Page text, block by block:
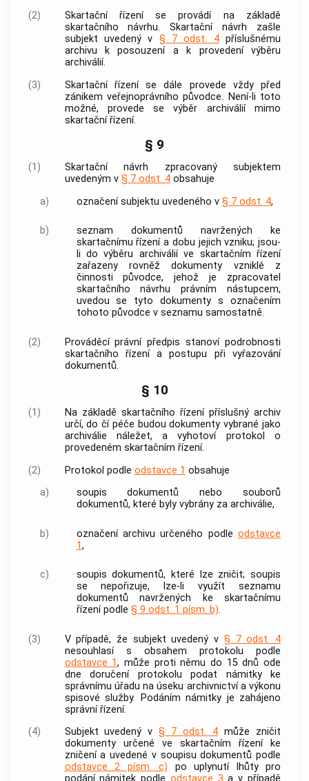
(2)
Skartační řízení se provádí na základě
skartačního návrhu. Skartační návrh zašle
subjekt uvedený v § 7 odst. 4příslušnému
archivu k posouzení a k provedení výběru
archiválií.
(3)
Skartační řízení se dále provede vždy před
zánikem veřejnoprávníhopůvodce. Není-li toto
možné, provede sevýběr archiváliímimo
skartační řízení.
§ 9
(1)
Skartační návrh zpracovaný subjektem
uvedeným v § 7 odst. 4obsahuje
a)
označení subjektu uvedeného v § 7 odst. 4,
b) seznam dokumentů navržených ke
skartačnímu řízení a dobu jejich vzniku; jsou-
li dovýběru archiváliíve skartačním řízení
zařazeny rovněždokumenty vzniklé z
činnostipůvodce, jehož je zpracovatel
skartačního návrhu právním nástupcem,
uvedou se tytodokumenty s označením
tohoto původce v seznamu samostatně.
(2)
Prováděcí právní předpis stanoví podrobnosti
skartačního řízení a postupu při vyřazování
dokumentů.
§ 10
(1) Na základě skartačního řízení příslušný archiv
určí, do čí péče budoudokumenty vybrané jako
archiválie náležet, a vyhotoví protokol o
provedeném skartačním řízení.
(2)
Protokol podle odstavce 1 obsahuje
a)
soupisdokumentů nebo souborů
dokumentů, které byly vybrány za archiválie,
b) označení archivu určeného podleodstavce
1,
c) soupisdokumentů, které lze zničit; soupis
se nepořizuje, lze-li využít seznamu
dokumentů navržených ke skartačnímu
řízení podle § 9 odst. 1 písm. b).
(3) V případě, že subjekt uvedený v § 7 odst. 4
nesouhlasí s obsahem protokolu podle
odstavce 1, může proti němu do 15 dnů ode
dne doručení protokolu podat námitky ke
správnímu úřadu na úseku archivnictvía výkonu
spisové služby. Podáním námitky je zahájeno
správní řízení.
(4)
Subjekt uvedený v§ 7 odst. 4 může zničit
dokumentyurčené ve skartačním řízení ke
zničení a uvedené v soupisudokumentů podle
odstavce 2 písm. c) po uplynutí lhůty pro